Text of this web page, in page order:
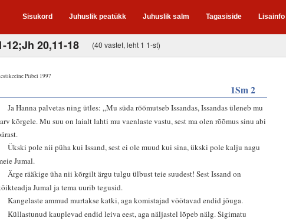
Sisukord Juhuslik peatükk Juhuslik salm Tagasiside Lisainfo
12;Jh 20,11-18 (40 vastet, leht 1 1-st)
Piibel 1997
1Sm 2
Ja Hanna palvetas ning ütles: „Mu süda rõõmutseb Issandas, Issandas üleneb mu
kõrgele. Mu suu on laialt lahti mu vaenlaste vastu, sest ma olen rõõmus sinu abi
Ükski pole nii püha kui Issand, sest ei ole muud kui sina, ükski pole kalju nagu
Jumal.
Ärge rääkige üha nii kõrgilt ärgu tulgu ülbust teie suudest! Sest Issand on
Jumal ja tema uurib tegusid.
Kangelaste ammud murtakse katki, aga komistajad vöötavad endid jõuga.
Küllastunud kauplevad endid leiva eest, aga näljastel lõpeb nälg. Sigimatu